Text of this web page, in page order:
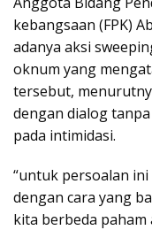
kebangsaan (FPK)
adanya aksi
oknum yang
tersebut,
dengan dialog
pada intimidasi.
“untuk persoalan
dengan cara yang
kita berbeda